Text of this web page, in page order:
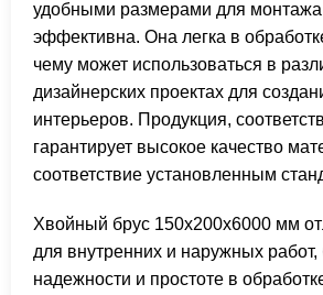
удобными размерами для монтажа
эффективна. Она легка в
чему может использоваться в
дизайнерских проектах для
интерьеров. Продукция,
гарантирует высокое качество
соответствие установленным
Хвойный брус 150х200х6000 мм
для внутренних и наружных работ,
надежности и простоте в